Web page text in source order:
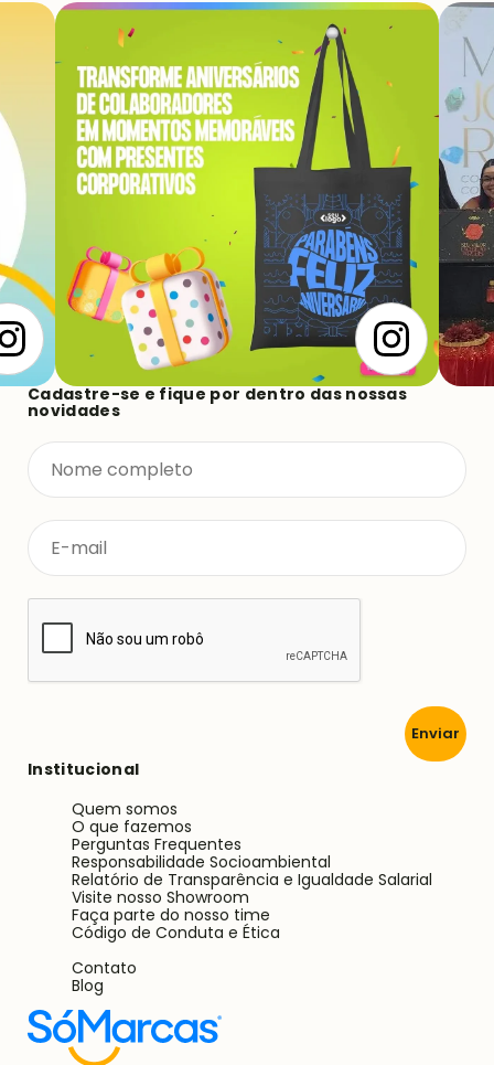
Institucional
Quem somos
O que fazemos
Perguntas Frequentes
Responsabilidade Socioambiental
Relatório de Transparência e Igualdade Salarial
Visite nosso Showroom
Faça parte do nosso time
Código de Conduta e Ética
Contato
Blog
Cadastre-se e fique por dentro das nossas
novidades
Enviar